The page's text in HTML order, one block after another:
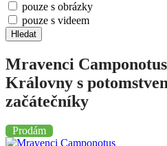
pouze s obrázky
pouze s videem
Hledat
​Mravenci
Královny s
začátečníky
Prodám